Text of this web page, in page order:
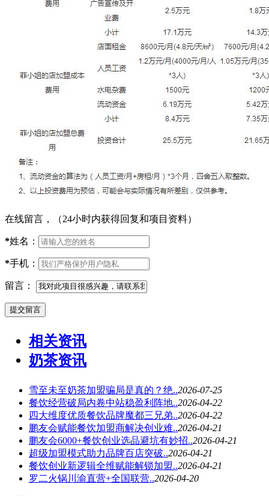
在线留言，（24小时内获得回复和项目资料）
*姓名：
*手机：
留言：
相关资讯
奶茶资讯
雪至未至奶茶加盟骗局是真的？绝..2026-07-25
餐饮经营破局内卷中站稳盈利阵地..2026-04-22
四大维度优质餐饮品牌魔都三兄弟..2026-04-22
鹏友会赋能餐饮加盟商解决创业难..2026-04-21
鹏友会6000+餐饮创业选品避坑有妙招..2026-04-21
超级加盟模式助力品牌百店突破..2026-04-21
餐饮创业新逻辑全维赋能解锁加盟..2026-04-21
罗二火锅川渝直营+全国联营..2026-04-20